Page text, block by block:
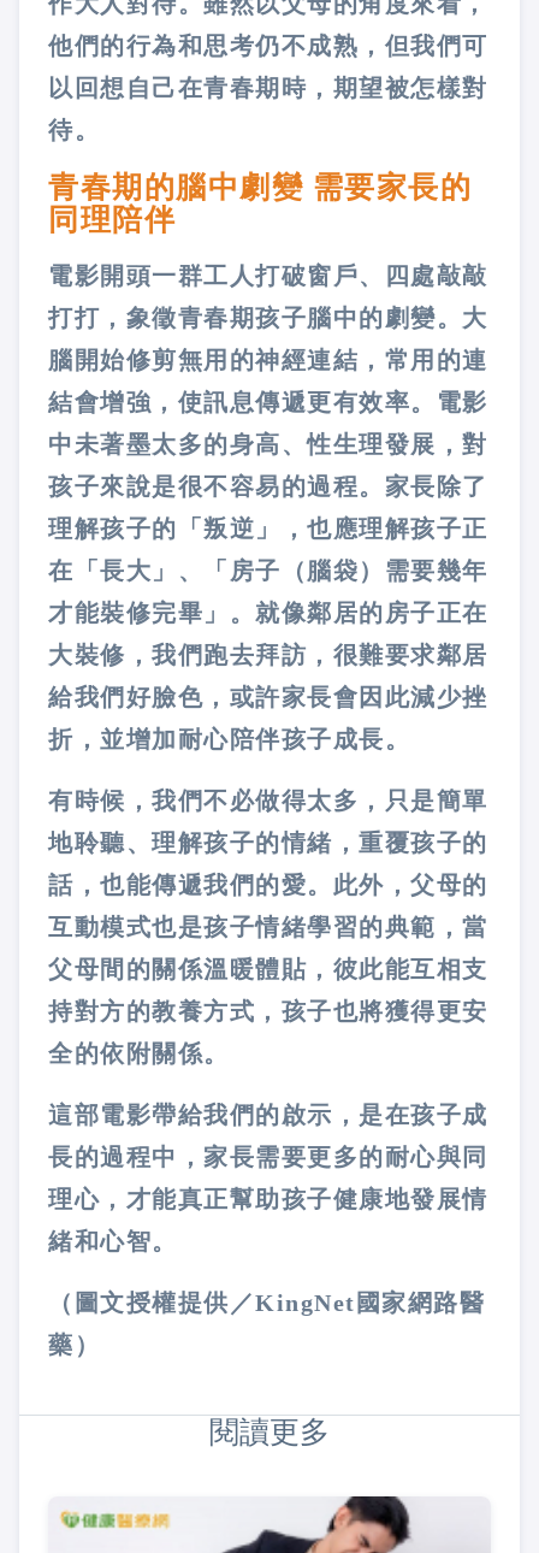
他們的行為和思考仍不成熟，但我們可
以回想自己在青春期時，期望被怎樣對
待。
青春期的腦中劇變 需要家長的
同理陪伴
電影開頭一群工人打破窗戶、四處敲敲
打打，象徵青春期孩子腦中的劇變。大
腦開始修剪無用的神經連結，常用的連
結會增強，使訊息傳遞更有效率。電影
中未著墨太多的身高、性生理發展，對
孩子來說是很不容易的過程。家長除了
理解孩子的「叛逆」，也應理解孩子正
在「長大」、「房子（腦袋）需要幾年
才能裝修完畢」。就像鄰居的房子正在
大裝修，我們跑去拜訪，很難要求鄰居
給我們好臉色，或許家長會因此減少挫
折，並增加耐心陪伴孩子成長。
有時候，我們不必做得太多，只是簡單
地聆聽、理解孩子的情緒，重覆孩子的
話，也能傳遞我們的愛。此外，父母的
互動模式也是孩子情緒學習的典範，當
父母間的關係溫暖體貼，彼此能互相支
持對方的教養方式，孩子也將獲得更安
全的依附關係。
這部電影帶給我們的啟示，是在孩子成
長的過程中，家長需要更多的耐心與同
理心，才能真正幫助孩子健康地發展情
緒和心智。
（圖文授權提供／KingNet國家網路醫
藥）
閱讀更多